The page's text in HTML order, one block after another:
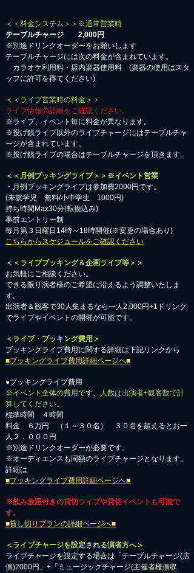
＜＜料金システム＞＞※通常営業時
テーブルチャージ 2,000円
※別途ドリンクオーダーをお願いします
テーブルチャージには次の料金が含まれています。
カラオケ利用料・店内楽器使用料 (楽器の使用はスタ
ッフに許可を得てください)
＜＜ライブ営業時の料金＞＞
ライブ情報の詳細をご確認ください。
※ライブ、イベント毎に料金が異なります。
※投げ銭ライブ以外のライブチャージにはテーブルチャ
ージが含まれています。
※投げ銭ライブの場合はテーブルチャージを頂きます。
＜＜月例ブッキングライブ＞＞※イベント営業
・月例ブッキングライブは参加費2000円です。
​(未就学児 無料/小中学生 1000円)
持ち時間Max30分(転換込み)
事前エントリー制
毎月第３日曜日14時～18時開催(※変更の場合あり)
こちらからスケジュールをご確認ください
＜＜ライブブッキング＆企画ライブ等＞＞
お気軽にご相談ください。​
​できる限り演者様のご希望に沿えるよう調整いたしま
す。
出演者＆観客で30人集まるなら一人2,000円+1ドリンク
でライブやイベントの開催が可能です。
＜ライブ・ブッキング費用＞
ブッキングライブ費用に関する詳細は下記リンクから
■ブッキングライブ費用詳細ページへ■
●ブッキングライブ費用
※イベント全体の費用です、人数は出演者+観客数で計
算してください。
標準時間 ４時間
料金 ６万円 （１～３０名） ３０名を超えるとお一
人２，０００円
※別途ドリンクオーダーが必要です。
※オーディエンスも同額のライブチャージとなります。
詳細は
■ブッキングライブ費用詳細ページへ■
※飲み放題付きの貸切ライブや貸切イベントも可能で
す。
■貸し切りプランの詳細ページへ■
＜ライブチャージを設定される演者方へ＞
ライブチャージを設定する場合は「テーブルチャージ(店
側)2000円」+「ミュージックチャージ(主催者様側収